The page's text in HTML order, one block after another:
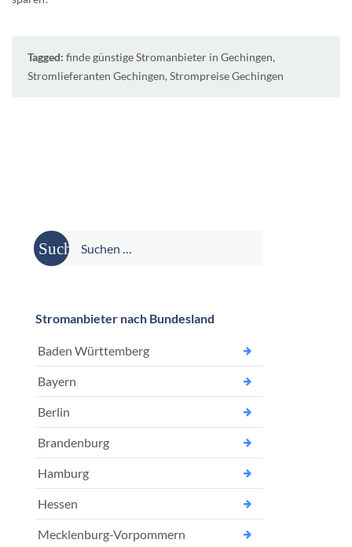
Tagged: finde günstige Stromanbieter in Gechingen,
Stromlieferanten Gechingen, Strompreise Gechingen
Suche
nach:
Stromanbieter nach Bundesland
Baden Württemberg
Bayern
Berlin
Brandenburg
Hamburg
Hessen
Mecklenburg-Vorpommern